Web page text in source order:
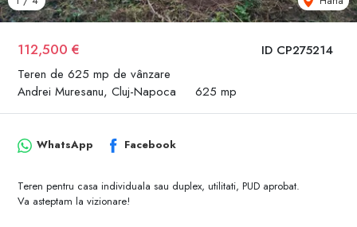
ID CP275214
112,500 €
Teren de 625 mp de vânzare
Andrei Muresanu, Cluj-Napoca
625 mp
WhatsApp Facebook
Teren pentru casa individuala sau duplex, utilitati, PUD aprobat.
Va asteptam la vizionare!